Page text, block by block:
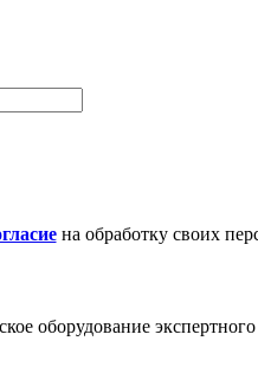
на обработку своих
оборудование экспертного